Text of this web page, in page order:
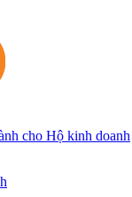
cho Hộ kinh doanh